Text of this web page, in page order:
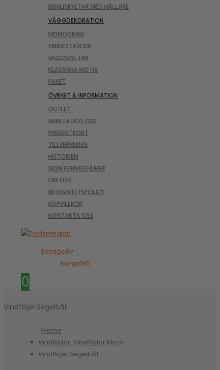
EMALJSKYLTAR MED HÅLLARE
VÄGGDEKORATION
MONOGRAM
SMIDESTAVLOR
VÄGGSKYLTAR
KLASSISKA MOTIV
PAKET
ÖVRIGT & INFORMATION
OUTLET
ARBETA HOS OSS
PRESENTKORT
TILLVERKNING
HISTORIEN
MONTERINGSFILMER
OM OSS
INTEGRITETSPOLICY
KÖPVILLKOR
KONTAKTA OSS
SverigeSV
NorgeNO
0
Vindflöjel Segelbåt
Home
Vindflöjlar, Vindflöjlar Motiv
Vindflöjel Segelbåt